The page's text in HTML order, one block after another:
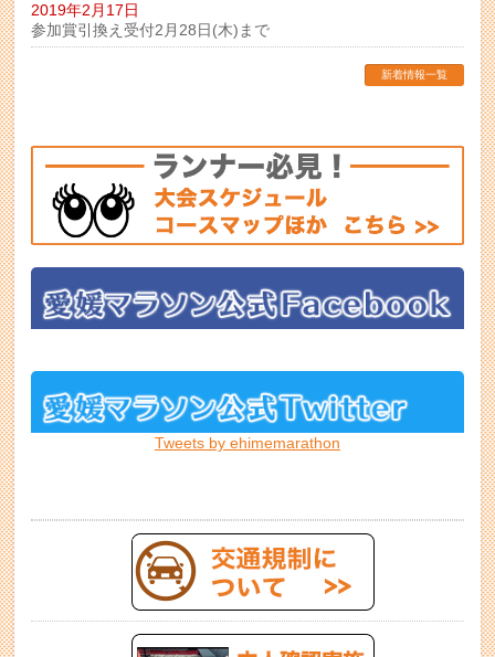
2019年2月17日
参加賞引換え受付2月28日(木)まで
新着情報一覧
Tweets by ehimemarathon